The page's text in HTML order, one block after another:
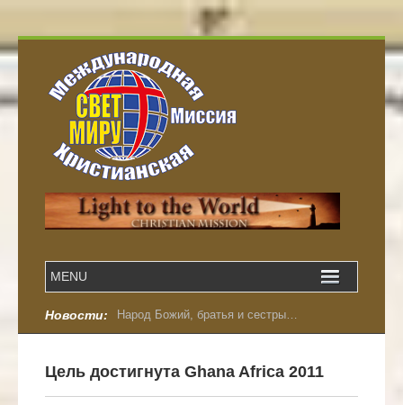
Новости: Народ Божий, братья и сестры…
Цель достигнута Ghana Africa 2011